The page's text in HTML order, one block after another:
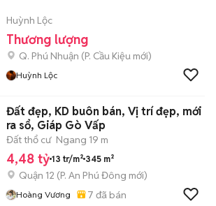
Huỳnh Lộc
Thương lượng
Q. Phú Nhuận (P. Cầu Kiệu mới)
Huỳnh Lộc
Đất đẹp, KD buôn bán, Vị trí đẹp, mới
ra sổ, Giáp Gò Vấp
Đất thổ cư Ngang 19 m
4,48 tỷ 13 tr/m² 345 m²
Quận 12 (P. An Phú Đông mới)
Hoàng Vương 7 đã bán